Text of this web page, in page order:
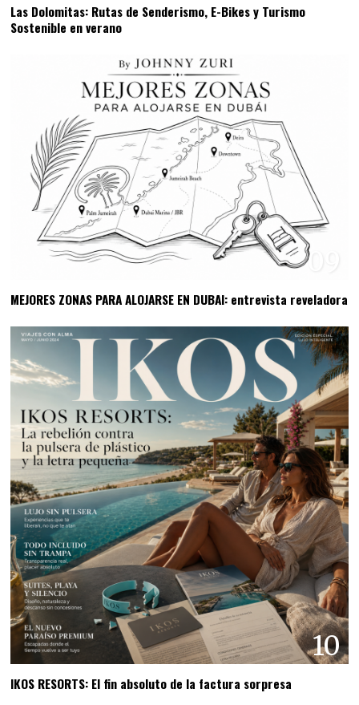
Las Dolomitas: Rutas de Senderismo, E-Bikes y Turismo
Sostenible en verano
09
MEJORES ZONAS PARA ALOJARSE EN DUBAI: entrevista reveladora
10
IKOS RESORTS: El fin absoluto de la factura sorpresa